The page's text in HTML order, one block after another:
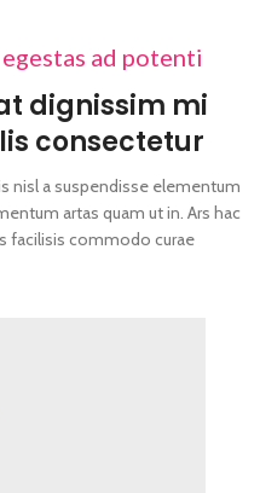
ad potenti
dignissim mi
consectetur
nisl a suspendisse elementum
artas quam ut in. Ars hac
facilisis commodo curae